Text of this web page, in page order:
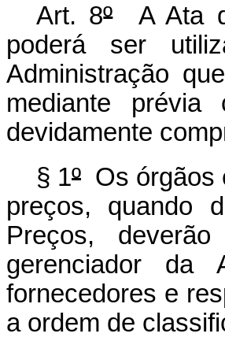
Art. 8ºA Ata
poderá ser
Administração
mediante prévia
devidamente
§ 1º Os órgãos
preços, quando
Preços,
gerenciador da
fornecedores e
a ordem de